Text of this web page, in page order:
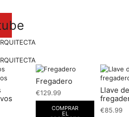
Fregadero
€129.99
COMPRAR
EL
Llave de
€85.99